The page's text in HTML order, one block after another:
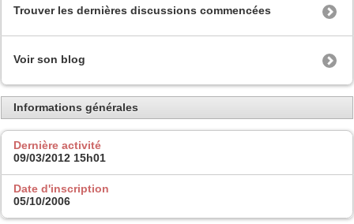
Trouver les dernières discussions commencées
Voir son blog
Informations générales
Dernière activité
09/03/2012 15h01
Date d'inscription
05/10/2006